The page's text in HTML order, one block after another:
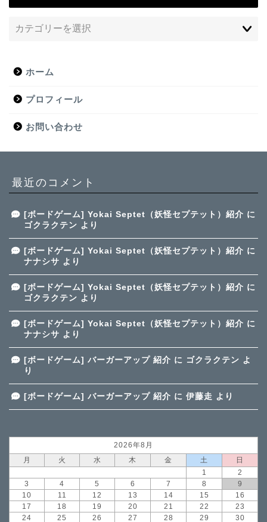
ホーム
プロフィール
お問い合わせ
最近のコメント
[ボードゲーム] Yokai Septet（妖怪セプテット）紹介 に
ゴクラクテン より
[ボードゲーム] Yokai Septet（妖怪セプテット）紹介 に
ナナシサ より
[ボードゲーム] Yokai Septet（妖怪セプテット）紹介 に
ゴクラクテン より
[ボードゲーム] Yokai Septet（妖怪セプテット）紹介 に
ナナシサ より
[ボードゲーム] バーガーアップ 紹介 に ゴクラクテン よ
り
[ボードゲーム] バーガーアップ 紹介 に 伊藤走 より
2026年8月
月
火 水 木 金 土
日
1
2
3
4 5 6 7 8
9
10
11 12 13 14 15
16
17
18 19 20 21 22
23
24
25 26 27 28 29 30